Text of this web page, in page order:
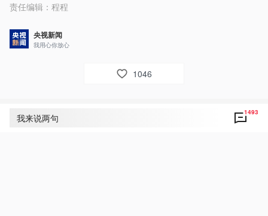
责任编辑： 程程
央视新闻
我用心你放心
1046
评论1493
我来说两句 1493